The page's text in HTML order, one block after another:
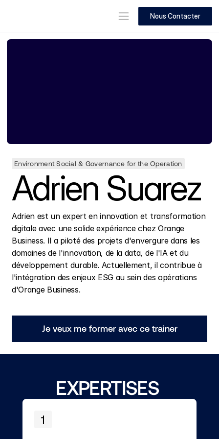
Nous Contacter
Environment Social & Governance for the Operation
Adrien Suarez
Adrien est un expert en innovation et transformation
digitale avec une solide expérience chez Orange
Business. Il a piloté des projets d'envergure dans les
domaines de l'innovation, de la data, de l'IA et du
développement durable. Actuellement, il contribue à
l'intégration des enjeux ESG au sein des opérations
d'Orange Business.
Je veux me former avec ce trainer
EXPERTISES
1